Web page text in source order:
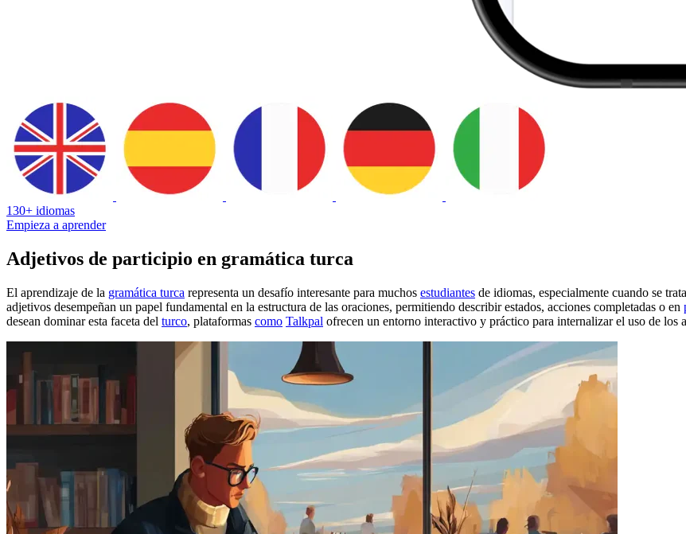
130+ idiomas
Empieza a aprender
Adjetivos de participio en gramática turca
El aprendizaje de la gramática turca representa un desafío interesante para muchos estudiantes de idiomas, especialmente cuando se
adjetivos desempeñan un papel fundamental en la estructura de las oraciones, permitiendo describir estados, acciones completadas o en
desean dominar esta faceta del turco, plataformas como Talkpal ofrecen un entorno interactivo y práctico para internalizar el uso de